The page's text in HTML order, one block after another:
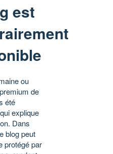
est
ou
de
été
explique
Dans
blog peut
protégé par